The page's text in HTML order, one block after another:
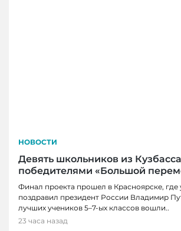
НОВОСТИ
Девять школьников из
победителями «Большой
Финал проекта прошел в Красноярске, где
поздравил президент России Владимир
лучших учеников 5–7-ых классов вошли..
23 часа назад
НОВОСТИ, НОВОСТИ
Поликлиника №6 в
НОВОСТИ